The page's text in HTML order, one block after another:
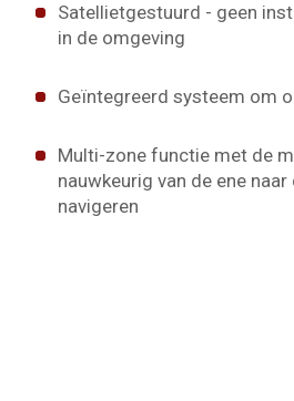
Satellietgestuurd - geen
in de omgeving
Geïntegreerd systeem om
Multi-zone functie met de
nauwkeurig van de ene
navigeren